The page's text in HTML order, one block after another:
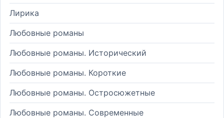
Лирика
Любовные романы
Любовные романы. Исторический
Любовные романы. Короткие
Любовные романы. Остросюжетные
Любовные романы. Современные